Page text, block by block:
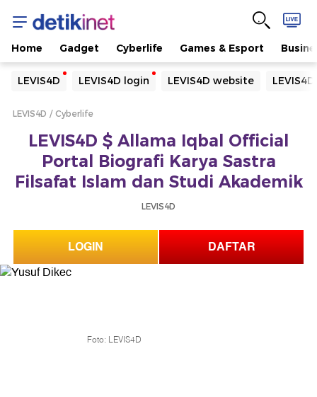
Home Gadget Cyberlife Games & Esport
LEVIS4D LEVIS4D login LEVIS4D website
Yang sedang ramai dicari
Loading...
Loading...
LEVIS4D Cyberlife
LEVIS4D $ Allama Iqbal Official
Portal Biografi Karya Sastra
Filsafat Islam dan Studi Akademik
LEVIS4D
LOGIN DAFTAR
Foto: LEVIS4D